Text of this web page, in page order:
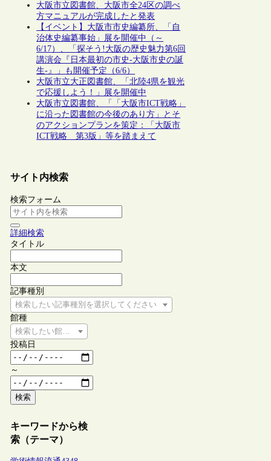
大阪市立図書館、大阪市全24区の調べ
方マニュアルが完成したと発表
【イベント】大阪市市史編纂所、「自
治体史編纂事始」展を開催中（～
6/17）、「探そう!大阪の歴史魅力第6回
講演会『日本最初の市史-大阪市史の誕
生-』」も開催予定（6/6）
大阪市立大正図書館、「北陸4県を観光
で応援しよう！」展を開催中
大阪市立図書館、「「大阪市ICT戦略」
に沿った図書館の今後のあり方」とそ
のアクションプランを策定：「大阪市
ICT戦略 第3版」等を踏まえて
サイト内検索
検索フォーム
詳細検索
タイトル
本文
記事種別
検索したい記事種別を選択してください
館種
検索したい館種を選択してください
投稿日
～
検索
キーワードから検
索（テーマ）